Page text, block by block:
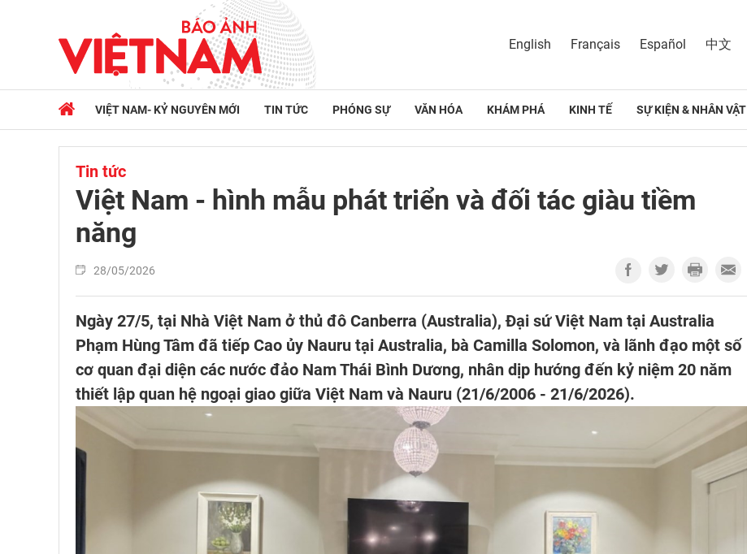
English Français Español 中文
VIỆT NAM- KỶ NGUYÊN MỚI TIN TỨC PHÓNG SỰ VĂN HÓA KHÁM PHÁ KINH TẾ SỰ KIỆN & NHÂN VẬT
Tin tức
Việt Nam - hình mẫu phát triển và đối tác giàu tiềm
năng
28/05/2026
Ngày 27/5, tại Nhà Việt Nam ở thủ đô Canberra (Australia), Đại sứ Việt Nam tại Australia
Phạm Hùng Tâm đã tiếp Cao ủy Nauru tại Australia, bà Camilla Solomon, và lãnh đạo một số
cơ quan đại diện các nước đảo Nam Thái Bình Dương, nhân dịp hướng đến kỷ niệm 20 năm
thiết lập quan hệ ngoại giao giữa Việt Nam và Nauru (21/6/2006 - 21/6/2026).